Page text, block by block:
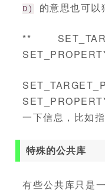
D)
的意思也可以
**
一下信息，比如
特殊的公共库
有些公共库只是